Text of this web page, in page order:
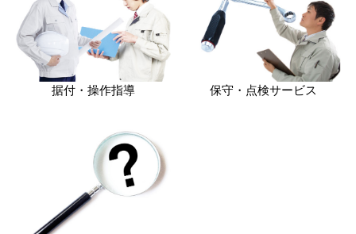
据付・操作指導 保守・点検サービス